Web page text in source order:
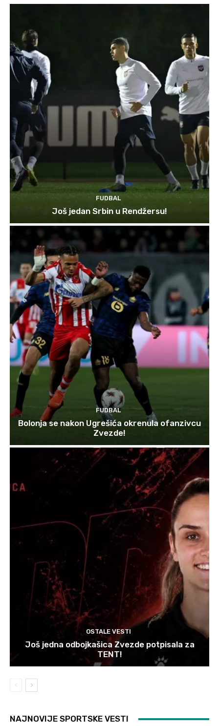
FUDBAL
Još jedan Srbin u Rendžersu!
FUDBAL
Bolonja se nakon Ugrešića okrenula ofanzivcu
Zvezde!
OSTALE VESTI
Još jedna odbojkašica Zvezde potpisala za
TENT!
NAJNOVIJE SPORTSKE VESTI